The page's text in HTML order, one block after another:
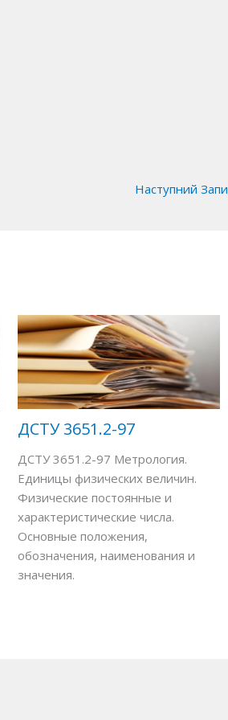
Наступний
ДСТУ 3651.2-97
ДСТУ 3651.2-97 Метрология.
Единицы физических величин.
Физические постоянные и
характеристические числа.
Основные положения,
обозначения, наименования и
значения.